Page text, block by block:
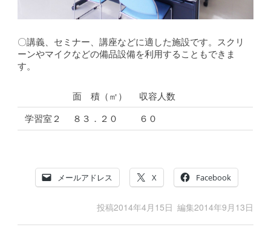
〇講義、セミナー、講座などに適した施設です。スクリ
ーンやマイクなどの備品設備を利用することもできま
す。
面 積（㎡）
収容人数
学習室２
８３．２０ ６０
メールアドレス X Facebook
投稿2014年4月15日 編集2014年9月13日